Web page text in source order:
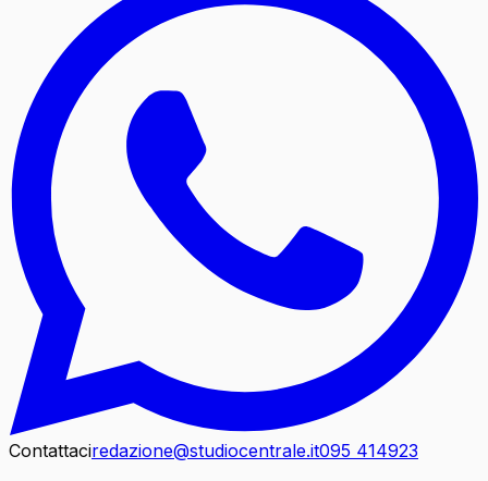
Contattaciredazione@studiocentrale.it095 414923